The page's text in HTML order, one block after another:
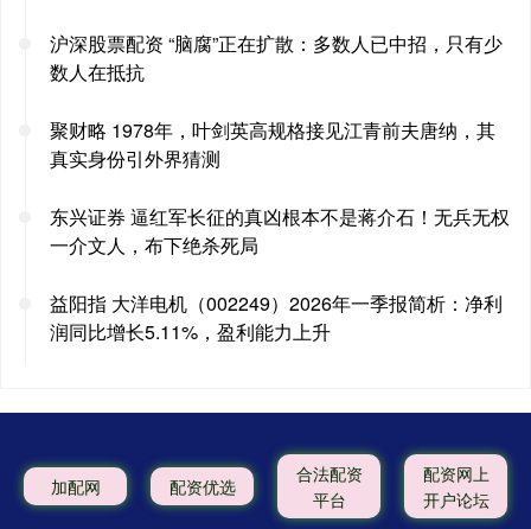
沪深股票配资 “脑腐”正在扩散：多数人已中招，只有少
数人在抵抗
聚财略 1978年，叶剑英高规格接见江青前夫唐纳，其
真实身份引外界猜测
东兴证券 逼红军长征的真凶根本不是蒋介石！无兵无权
一介文人，布下绝杀死局
益阳指 大洋电机（002249）2026年一季报简析：净利
润同比增长5.11%，盈利能力上升
加配网 配资优选
合法配资
平台
配资网上
开户论坛